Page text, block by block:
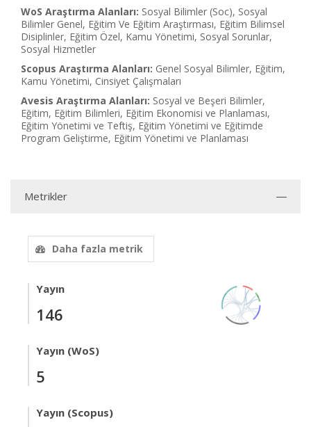
WoS Araştırma Alanları: Sosyal Bilimler (Soc), Sosyal
Bilimler Genel, Eğitim Ve Eğitim Araştırması, Eğitim Bilimsel
Disiplinler, Eğitim Özel, Kamu Yönetimi, Sosyal Sorunlar,
Sosyal Hizmetler
Scopus Araştırma Alanları: Genel Sosyal Bilimler, Eğitim,
Kamu Yönetimi, Cinsiyet Çalışmaları
Avesis Araştırma Alanları: Sosyal ve Beşeri Bilimler,
Eğitim, Eğitim Bilimleri, Eğitim Ekonomisi ve Planlaması,
Eğitim Yönetimi ve Teftiş, Eğitim Yönetimi ve Eğitimde
Program Geliştirme, Eğitim Yönetimi ve Planlaması
Metrikler
Daha fazla metrik
Yayın
146
Yayın (WoS)
5
Yayın (Scopus)